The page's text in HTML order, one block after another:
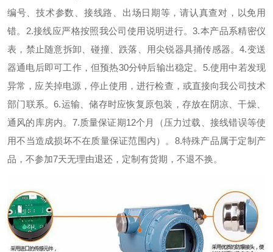
编号、技术参数、接线路、出场日期等，请认真查对，以免用
错。2.接线应严格按照我公司使用说明进行。3.本产品系精密仪
表，禁止随意拆卸、碰撞、跌落、用尖锐器具捅传感器。4.变送
器通电后即可工作，但预热30分钟后输出稳定。5.使用中若发现
异常，应关掉电源，停止使用，进行检查，或直接向我公司技术
部门联系。6.运输、储存时应恢复原包装，存放在阴凉、干燥、
通风的库房内。7.质量保证期12个月（压力过载、接线错误等使
用不当造成损坏不在质量保证范围内）。8.特殊产品属于定制产
品，不参加7天无理由退还，定制有货期，不退不换。